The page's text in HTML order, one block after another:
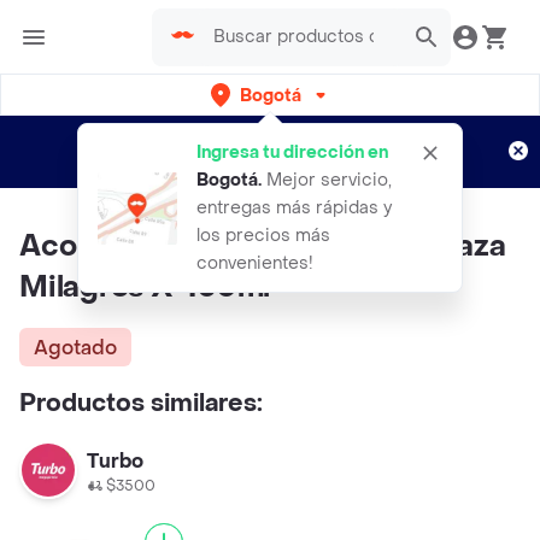
Bogotá
Ingresa tu dirección en
Bogotá. Mejor servicio,
entregas más rápidas y
los precios más
convenientes!
envíos gratis por semanas
Aplican TyC
Acondicionador De Arroz Y Linaza
Milagros X 450ml
Agotado
Productos similares:
Turbo
$3500